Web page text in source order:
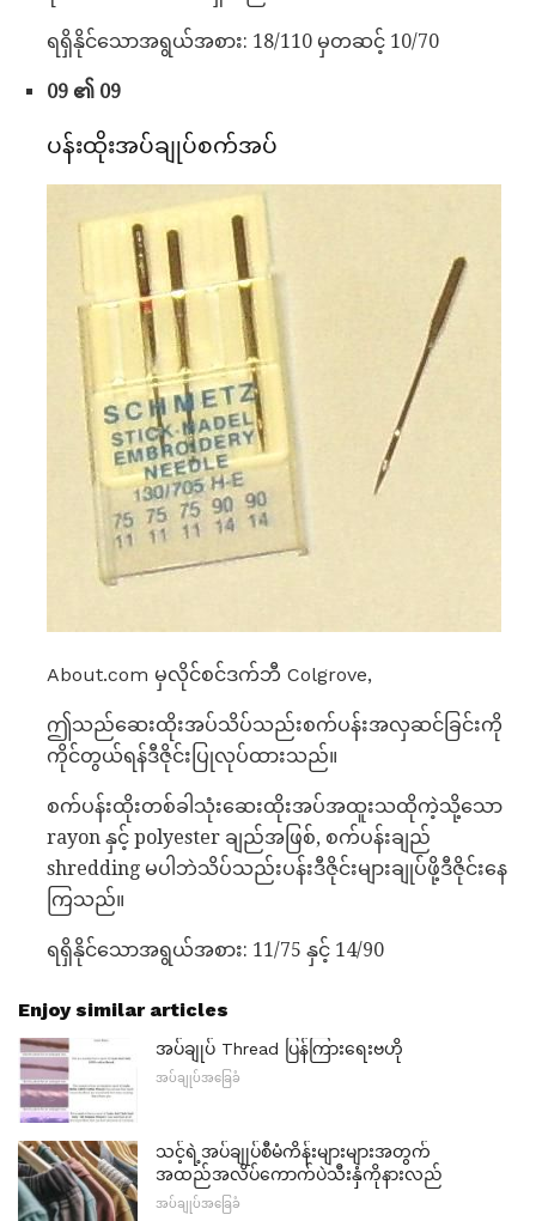
ရရှိနိုင်သောအရွယ်အစား: 18/110 မှတဆင့် 10/70
09 ၏ 09
ပန်းထိုးအပ်ချုပ်စက်အပ်
About.com မှလိုင်စင်ဒက်ဘီ Colgrove,
ဤသည်ဆေးထိုးအပ်သိပ်သည်းစက်ပန်းအလှဆင်ခြင်းကို
ကိုင်တွယ်ရန်ဒီဇိုင်းပြုလုပ်ထားသည်။
စက်ပန်းထိုးတစ်ခါသုံးဆေးထိုးအပ်အထူးသထိုကဲ့သို့သော
rayon နှင့် polyester ချည်အဖြစ်, စက်ပန်းချည်
shredding မပါဘဲသိပ်သည်းပန်းဒီဇိုင်းများချုပ်ဖို့ဒီဇိုင်းနေ
ကြသည်။
ရရှိနိုင်သောအရွယ်အစား: 11/75 နှင့် 14/90
Enjoy similar articles
အပ်ချုပ် Thread ပြန်ကြားရေးဗဟို
အပ်ချုပ်အခြေခံ
သင့်ရဲ့အပ်ချုပ်စီမံကိန်းများများအတွက်
အထည်အလိပ်ကောက်ပဲသီးနှံကိုနားလည်
အပ်ချုပ်အခြေခံ